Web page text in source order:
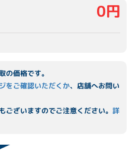
0円
価格です。
をご確認いただくか、店舗へお問い
ございますのでご注意ください。詳